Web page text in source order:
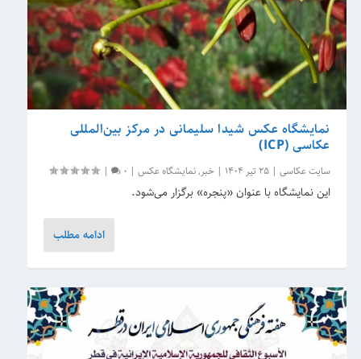
نمایشگاه عکس شیدا سلیمانی در مرکز بین‌المللی
عکاسی (ICP)
سایت عکاسی |25 تیر 1404 | خبر,نمایشگاه عکس |
0
|
این نمایشگاه با عنوان «پنجره» برگزار می‌شود.
ادامه مطلب